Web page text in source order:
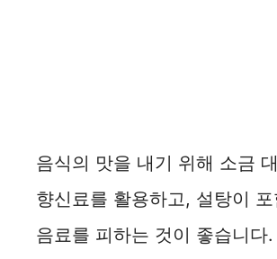
음식의 맛을 내기 위해 소금
향신료를 활용하고, 설탕이
음료를 피하는 것이 좋습니다